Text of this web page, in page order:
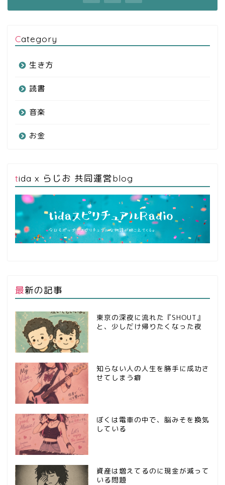
Category
生き方
読書
音楽
お金
tida x らじお 共同運営blog
最新の記事
東京の深夜に流れた『SHOUT』
と、少しだけ帰りたくなった夜
知らない人の人生を勝手に成功さ
せてしまう癖
ぼくは電車の中で、脳みそを換気
している
資産は増えてるのに現金が減って
いる問題